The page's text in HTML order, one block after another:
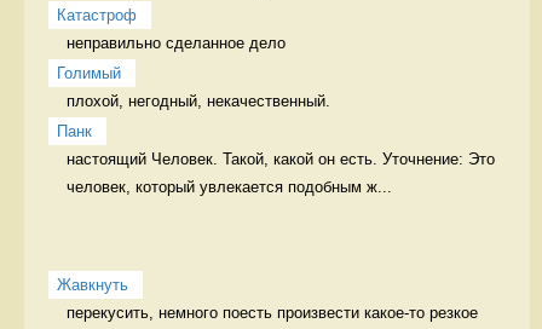
Катастроф
неправильно сделанное дело
Голимый
плохой, негодный, некачественный.
Панк
настоящий Человек. Такой, какой он есть. Уточнение: Это
человек, который увлекается подобным ж...
Жавкнуть
перекусить, немного поесть произвести какое-то резкое